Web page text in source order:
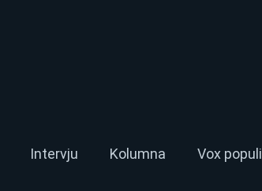
Intervju Kolumna Vox populi